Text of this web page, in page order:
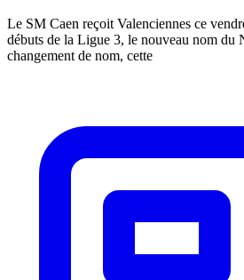
Le SM Caen reçoit Valenciennes ce
débuts de la Ligue 3, le nouveau nom du
changement de nom, cette